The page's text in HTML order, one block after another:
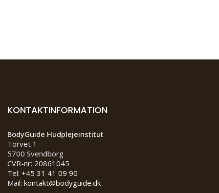
KONTAKTINFORMATION
BodyGuide Hudplejeinstitut
Torvet 1
5700 Svendborg
CVR-nr: 20861045
Tel: +45 31 41 09 90
Mail: kontakt@bodyguide.dk